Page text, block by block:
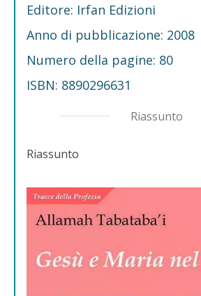
Editore: Irfan Edizioni
Anno di pubblicazione: 2008
Numero della pagine: 80
ISBN: 8890296631
Riassunto
Riassunto